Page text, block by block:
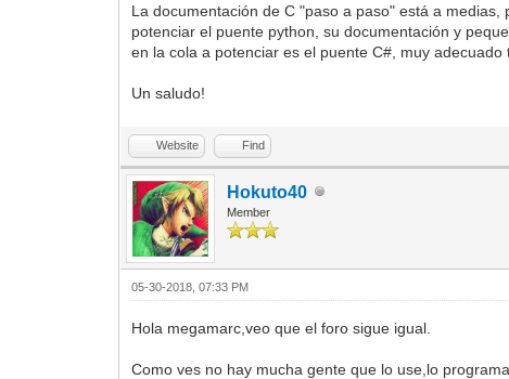
La documentación de C "paso a paso" está a
potenciar el puente python, su documentación y
en la cola a potenciar es el puente C#, muy adecuado
Un saludo!
Website Find
Hokuto40
Member
05-30-2018, 07:33 PM
Hola megamarc,veo que el foro sigue igual.
Como ves no hay mucha gente que lo use,lo